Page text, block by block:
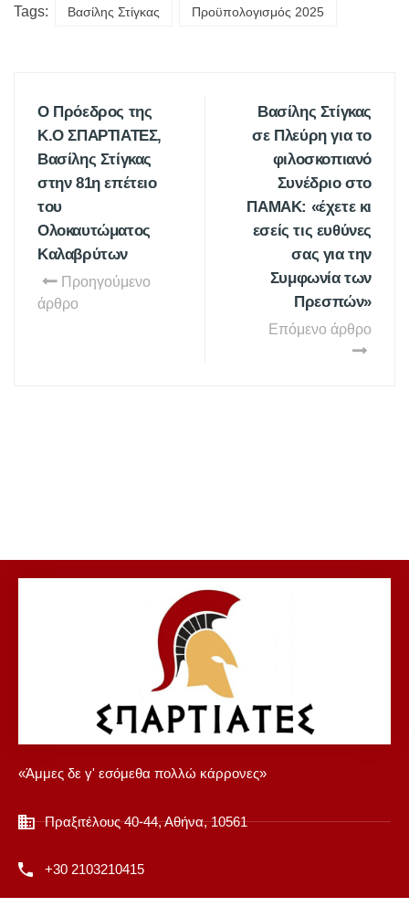
Tags: Βασίλης Στίγκας Προϋπολογισμός 2025
Ο Πρόεδρος της
Κ.Ο ΣΠΑΡΤΙΑΤΕΣ,
Βασίλης Στίγκας
στην 81η επέτειο
του
Ολοκαυτώματος
Καλαβρύτων
Προηγούμενο
άρθρο
Βασίλης Στίγκας
σε Πλεύρη για το
φιλοσκοπιανό
Συνέδριο στο
ΠΑΜΑΚ: «έχετε κι
εσείς τις ευθύνες
σας για την
Συμφωνία των
Πρεσπών»
Επόμενο άρθρο
«Άμμες δε γ' εσόμεθα πολλώ κάρρονες»
Πραξιτέλους 40-44, Αθήνα, 10561
+30 2103210415